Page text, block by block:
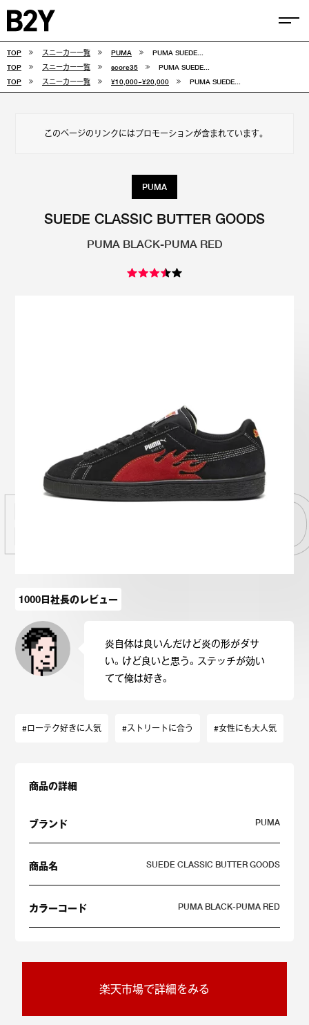
スニーカー診断 プライバシーポリシー 免責事項 お問い合わせ
COLUMN
FEATURE
CONVERSE
TOP スニーカー一覧 PUMA
PUMA SUEDE...
TOP
スニーカー一覧 score35
PUMA SUEDE...
TOP
スニーカー一覧 ¥10,000~¥20,000 PUMA SUEDE...
このページのリンクにはプロモーションが含まれています。
PUMA
SUEDE CLASSIC BUTTER GOODS
PUMA BLACK-PUMA RED
1000日社長のレビュー
炎自体は良いんだけど炎の形がダサ
い。けど良いと思う。ステッチが効い
てて俺は好き。
#ローテク好きに人気 #ストリートに合う #女性にも大人気
商品の詳細
ブランド PUMA
商品名 SUEDE CLASSIC BUTTER GOODS
カラーコード PUMA BLACK-PUMA RED
楽天市場で詳細をみる